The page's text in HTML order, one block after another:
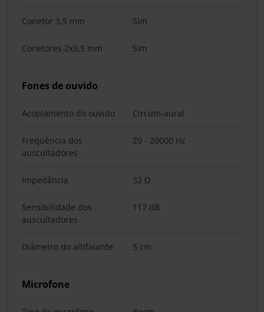
Conetor 3,5 mm Sim
Conetores 2x3,5 mm Sim
Fones de ouvido
Acoplamento do ouvido Circum-aural
Frequência dos
auscultadores
20 - 20000 Hz
Impedância 32 Ω
Sensibilidade dos
auscultadores
117 dB
Diâmetro do altifalante 5 cm
Microfone